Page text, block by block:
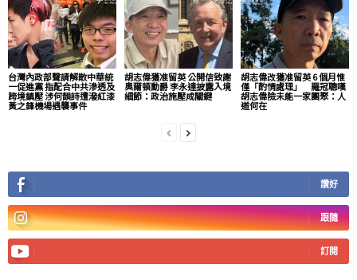
台灣內政部聲請解散中華統
一促進黨 指配合中共滲透及
跨境鎮壓 涉何韻詩遭潑紅漆
黃之鋒機場遇襲事件
胡志偉獲准留英 公開信致謝
奧爾頓勳爵 李永達披露入境
細節：政治施壓成關鍵
胡志偉改獲准留英 6 個月惟
僅「酌情處理」 羅冠聰嘆
胡志偉險未能一家團聚：人
道何在
讚好
跟隨
訂閱